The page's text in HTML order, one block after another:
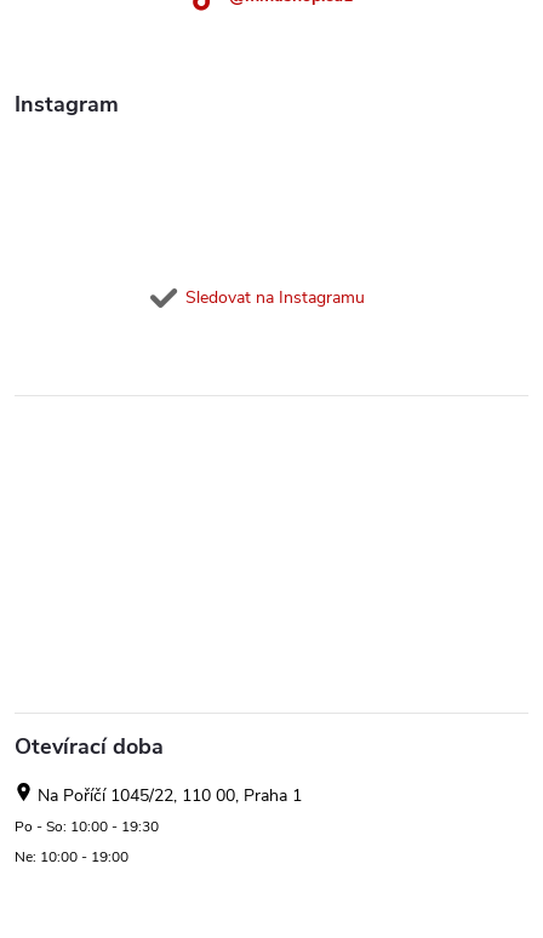
Instagram
Sledovat na Instagramu
Otevírací doba
Na Poříčí 1045/22, 110 00, Praha 1
Po - So: 10:00 - 19:30
Ne: 10:00 - 19:00